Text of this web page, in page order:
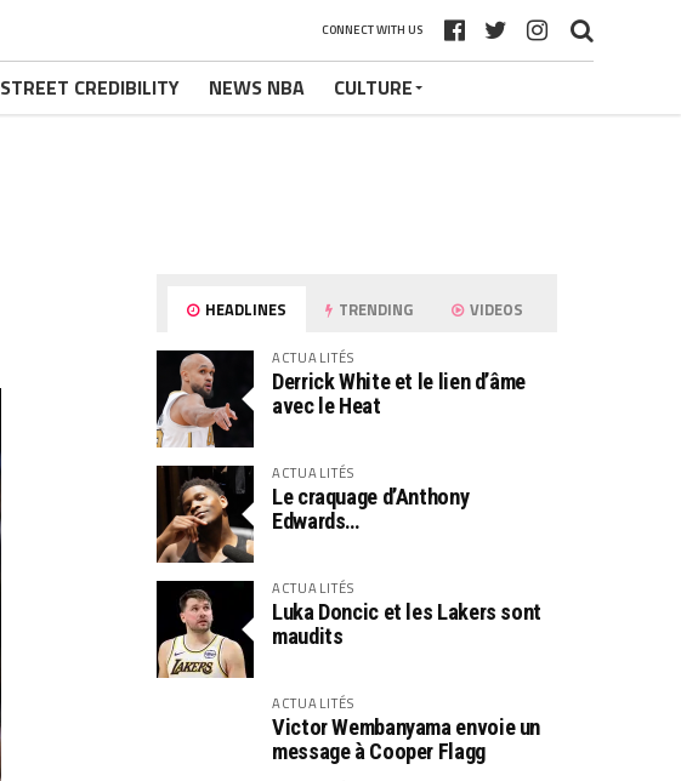
CONNECT WITH US
STREET CREDIBILITY NEWS NBA CULTURE
HEADLINES TRENDING VIDEOS
ACTUALITÉS
Derrick White et le lien d’âme
avec le Heat
ACTUALITÉS
Le craquage d’Anthony
Edwards…
ACTUALITÉS
Luka Doncic et les Lakers sont
maudits
ACTUALITÉS
Victor Wembanyama envoie un
message à Cooper Flagg